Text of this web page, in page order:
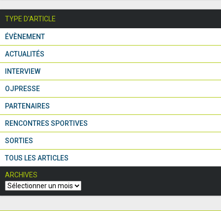
TYPE D'ARTICLE
ÉVÈNEMENT
ACTUALITÉS
INTERVIEW
OJPRESSE
PARTENAIRES
RENCONTRES SPORTIVES
SORTIES
TOUS LES ARTICLES
ARCHIVES